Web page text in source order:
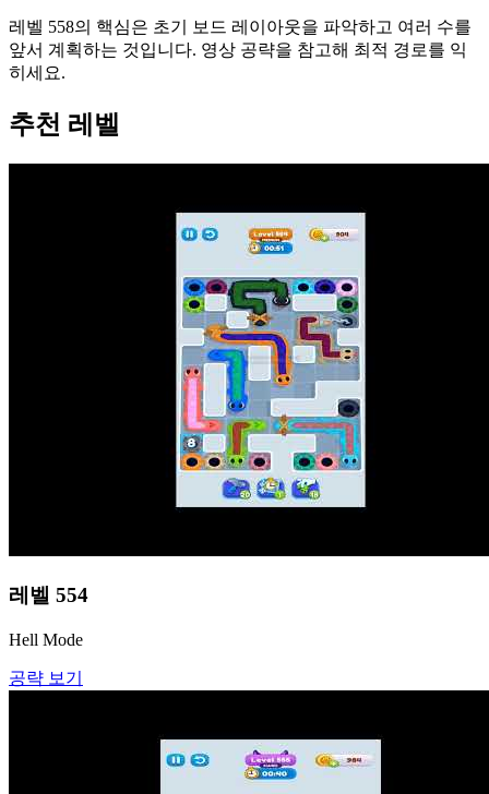
레벨 558의 핵심은 초기 보드 레이아웃을 파악하고 여러 수를
앞서 계획하는 것입니다. 영상 공략을 참고해 최적 경로를 익
히세요.
추천 레벨
레벨 554
Hell Mode
공략 보기